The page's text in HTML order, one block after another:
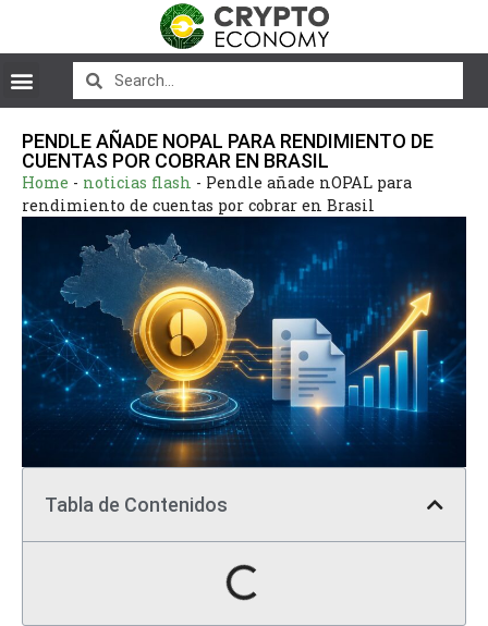
PENDLE AÑADE NOPAL PARA RENDIMIENTO DE
CUENTAS POR COBRAR EN BRASIL
Home - noticias flash - Pendle añade nOPAL para
rendimiento de cuentas por cobrar en Brasil
Tabla de Contenidos